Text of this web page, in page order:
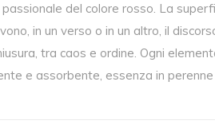
passionale del colore rosso. La
in un verso o in un altro, il
tra caos e ordine. Ogni
e assorbente, essenza in